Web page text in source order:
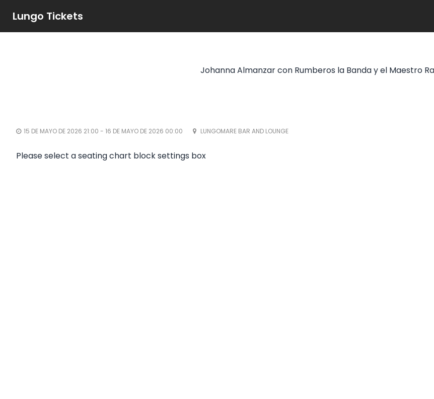
Lungo Tickets
Johanna Almanzar con Rumberos la Banda y el Maestro
15 DE MAYO DE 2026 21:00 - 16 DE MAYO DE 2026 00:00 LUNGOMARE BAR AND LOUNGE
Please select a seating chart block settings box